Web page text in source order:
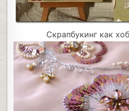
Скрапбукинг как